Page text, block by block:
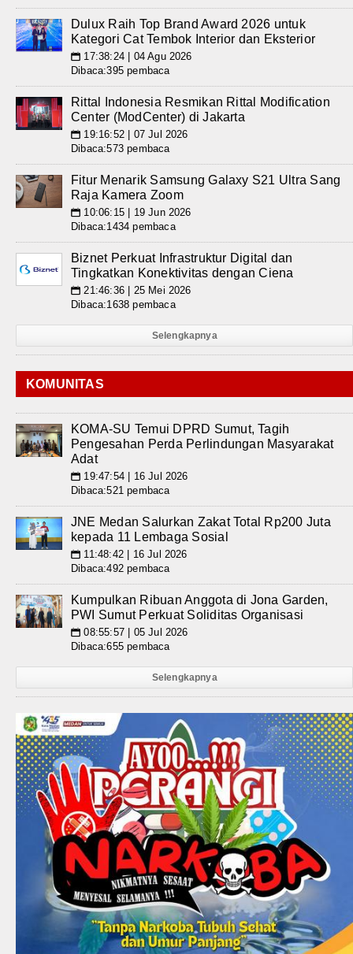
Dulux Raih Top Brand Award 2026 untuk
Kategori Cat Tembok Interior dan Eksterior
📅 17:38:24 | 04 Agu 2026
Dibaca:395 pembaca
Rittal Indonesia Resmikan Rittal Modification
Center (ModCenter) di Jakarta
📅 19:16:52 | 07 Jul 2026
Dibaca:573 pembaca
Fitur Menarik Samsung Galaxy S21 Ultra Sang
Raja Kamera Zoom
📅 10:06:15 | 19 Jun 2026
Dibaca:1434 pembaca
Biznet Perkuat Infrastruktur Digital dan
Tingkatkan Konektivitas dengan Ciena
📅 21:46:36 | 25 Mei 2026
Dibaca:1638 pembaca
Selengkapnya
KOMUNITAS
KOMA-SU Temui DPRD Sumut, Tagih
Pengesahan Perda Perlindungan Masyarakat
Adat
📅 19:47:54 | 16 Jul 2026
Dibaca:521 pembaca
JNE Medan Salurkan Zakat Total Rp200 Juta
kepada 11 Lembaga Sosial
📅 11:48:42 | 16 Jul 2026
Dibaca:492 pembaca
Kumpulkan Ribuan Anggota di Jona Garden,
PWI Sumut Perkuat Soliditas Organisasi
📅 08:55:57 | 05 Jul 2026
Dibaca:655 pembaca
Selengkapnya